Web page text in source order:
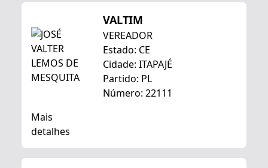
VALTIM
VEREADOR
Estado: CE
Cidade: ITAPAJÉ
Partido: PL
Número: 22111
Mais
detalhes